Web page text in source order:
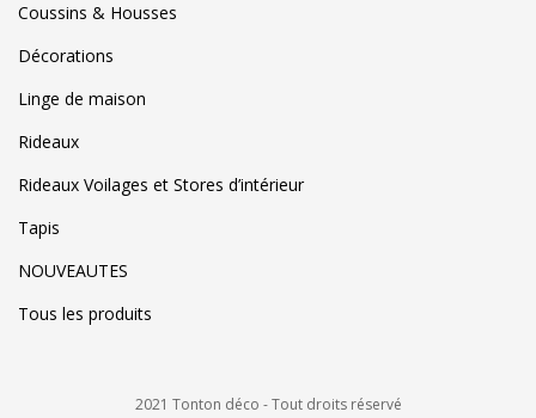
Coussins & Housses
Décorations
Linge de maison
Rideaux
Rideaux Voilages et Stores d’intérieur
Tapis
NOUVEAUTES
Tous les produits
2021 Tonton déco - Tout droits réservé